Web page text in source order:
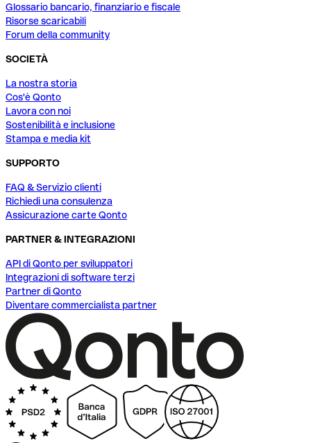
Glossario bancario, finanziario e fiscale
Risorse scaricabili
Forum della community
SOCIETÀ
La nostra storia
Cos'è Qonto
Lavora con noi
Sostenibilità e inclusione
Stampa e media kit
SUPPORTO
FAQ & Servizio clienti
Richiedi una consulenza
Assicurazione carte Qonto
PARTNER & INTEGRAZIONI
API di Qonto per sviluppatori
Integrazioni di software terzi
Partner di Qonto
Diventare commercialista partner